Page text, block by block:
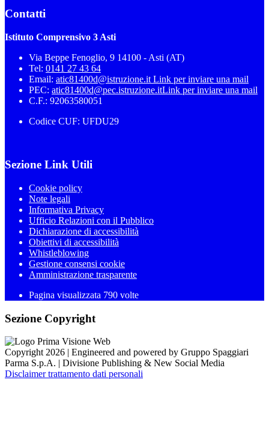
Contatti
Istituto Comprensivo 3 Asti
Via Beppe Fenoglio, 9 14100 - Asti (AT)
Tel: 0141 27 43 64
Email: atic81400d@istruzione.it Link per inviare una mail
PEC: atic81400d@pec.istruzione.itLink per inviare una mail
C.F.: 92063580051
Codice CUF: UFDU29
Sezione Link Utili
Cookie policy
Note legali
Informativa Privacy
Ufficio Relazioni con il Pubblico
Dichiarazione di accessibilità
Obiettivi di accessibilità
Whistleblowing
Gestione consensi cookie
Amministrazione trasparente
Pagina visualizzata 790 volte
Sezione Copyright
Copyright 2026 | Engineered and powered by Gruppo Spaggiari
Parma S.p.A. | Divisione Publishing & New Social Media
Disclaimer trattamento dati personali